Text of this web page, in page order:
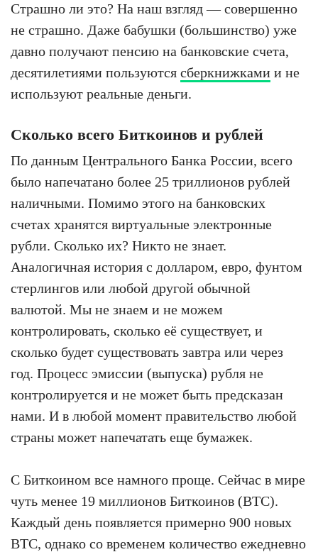
Страшно ли это? На наш взгляд — совершенно
не страшно. Даже бабушки (большинство) уже
давно получают пенсию на банковские счета,
десятилетиями пользуются cберкнижками и не
используют реальные деньги.
Сколько всего Биткоинов и рублей
По данным Центрального Банка России, всего
было напечатано более 25 триллионов рублей
наличными. Помимо этого на банковских
счетах хранятся виртуальные электронные
рубли. Сколько их? Никто не знает.
Аналогичная история с долларом, евро, фунтом
стерлингов или любой другой обычной
валютой. Мы не знаем и не можем
контролировать, сколько её существует, и
сколько будет существовать завтра или через
год. Процесс эмиссии (выпуска) рубля не
контролируется и не может быть предсказан
нами. И в любой момент правительство любой
страны может напечатать еще бумажек.
С Биткоином все намного проще. Сейчас в мире
чуть менее 19 миллионов Биткоинов (BTC).
Каждый день появляется примерно 900 новых
BTC, однако со временем количество ежедневно